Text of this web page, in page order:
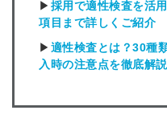
▶ 採用で適性検査を活
項目まで詳しくご紹介
▶ 適性検査とは？30種
入時の注意点を徹底解説